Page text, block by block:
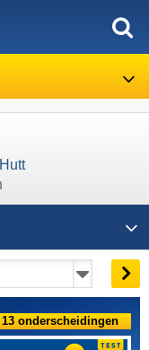
13 onderscheidingen